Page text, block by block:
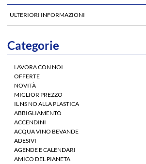
ULTERIORI INFORMAZIONI
Categorie
LAVORA CON NOI
OFFERTE
NOVITÀ
MIGLIOR PREZZO
IL NS NO ALLA PLASTICA
ABBIGLIAMENTO
ACCENDINI
ACQUA VINO BEVANDE
ADESIVI
AGENDE E CALENDARI
AMICO DEL PIANETA